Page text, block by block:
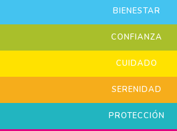
BIENESTAR
CONFIANZA
CUIDADO
SERENIDAD
PROTECCIÓN